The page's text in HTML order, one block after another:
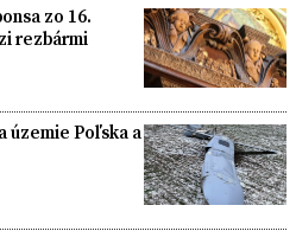
zo 16.
rezbármi
územie Poľska a